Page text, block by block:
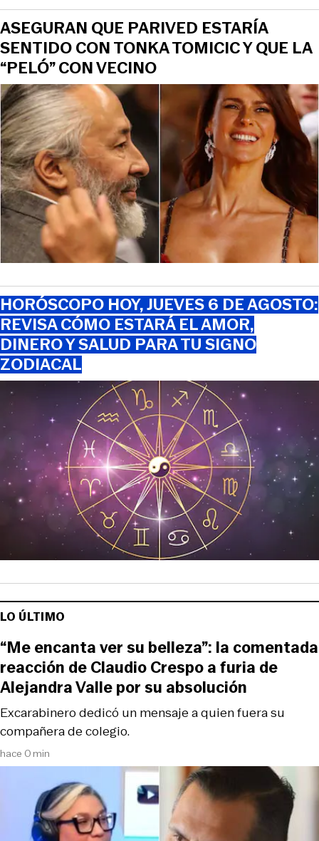
ASEGURAN QUE PARIVED ESTARÍA
SENTIDO CON TONKA TOMICIC Y QUE LA
“PELÓ” CON VECINO
HORÓSCOPO HOY, JUEVES 6 DE AGOSTO:
REVISA CÓMO ESTARÁ EL AMOR,
DINERO Y SALUD PARA TU SIGNO
ZODIACAL
LO ÚLTIMO
hace 0 min
Excarabinero dedicó un mensaje a quien fuera su
compañera de colegio.
“Me encanta ver su belleza”: la comentada
reacción de Claudio Crespo a furia de
Alejandra Valle por su absolución